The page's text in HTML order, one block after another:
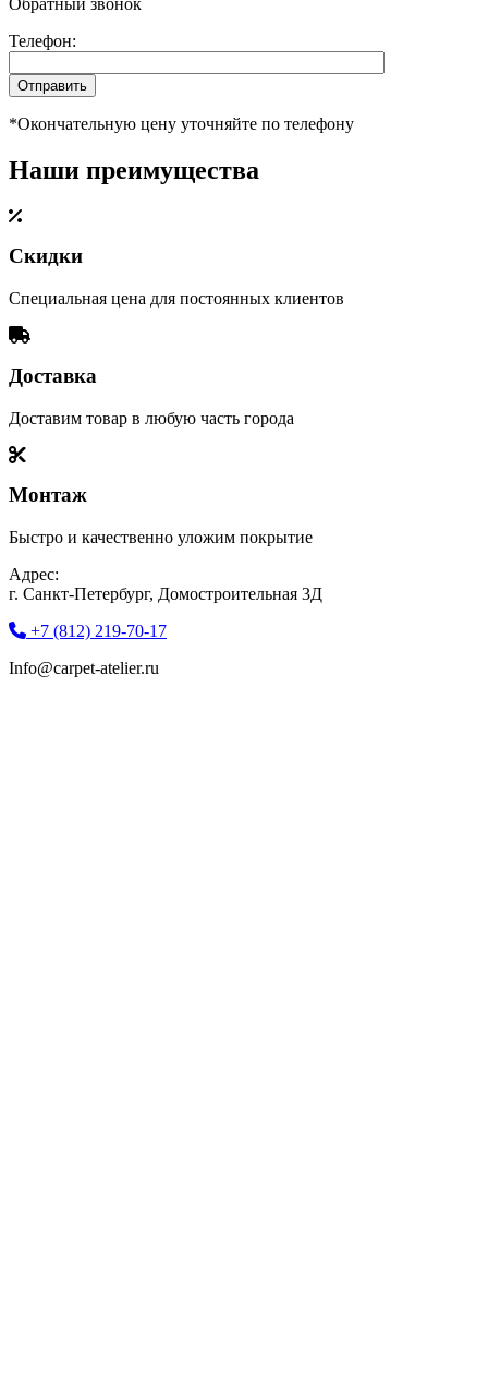
Телефон:
*Окончательную цену уточняйте по телефону
Наши преимущества
Скидки
Специальная цена для постоянных клиентов
Доставка
Доставим товар в любую часть города
Монтаж
Быстро и качественно уложим покрытие
Адрес:
г. Санкт-Петербург, Домостроительная 3Д
+7 (812) 219-70-17
Info@carpet-atelier.ru